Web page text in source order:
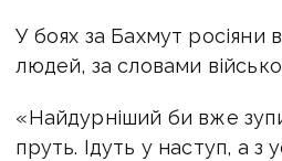
У боях за Бахмут росіяни
людей, за словами
«Найдурніший би вже
пруть. Ідуть у наступ, а з